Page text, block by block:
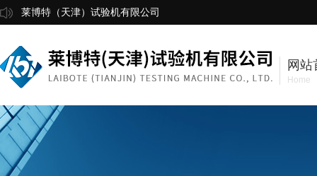
莱博特（天津）试验机有限公司
网站
Home